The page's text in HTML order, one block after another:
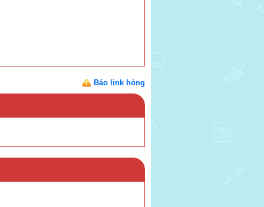
Báo link hỏng